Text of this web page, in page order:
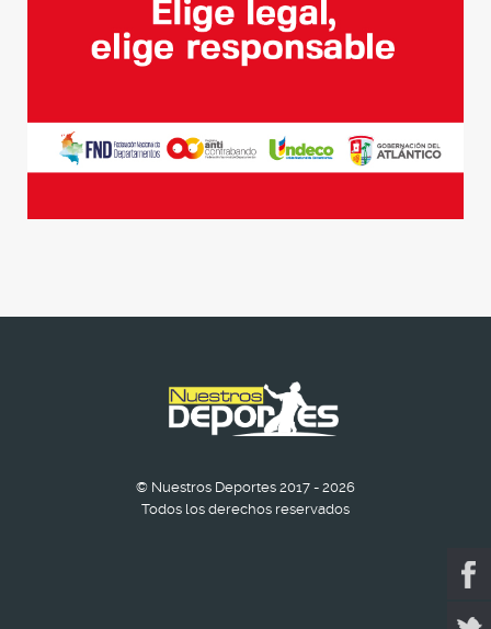
© Nuestros Deportes 2017 - 2026
Todos los derechos reservados